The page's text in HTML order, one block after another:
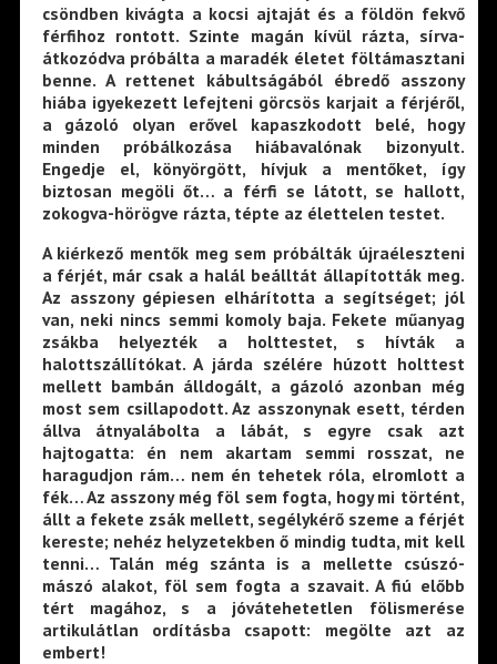
csöndben kivágta a kocsi ajtaját és a földön fekvő
férfihoz rontott. Szinte magán kívül rázta, sírva-
átkozódva próbálta a maradék életet föltámasztani
benne. A rettenet kábultságából ébredő asszony
hiába igyekezett lefejteni görcsös karjait a férjéről,
a gázoló olyan erővel kapaszkodott belé, hogy
minden próbálkozása hiábavalónak bizonyult.
Engedje el, könyörgött, hívjuk a mentőket, így
biztosan megöli őt… a férfi se látott, se hallott,
zokogva-hörögve rázta, tépte az élettelen testet.
A kiérkező mentők meg sem próbálták újraéleszteni
a férjét, már csak a halál beálltát állapították meg.
Az asszony gépiesen elhárította a segítséget; jól
van, neki nincs semmi komoly baja. Fekete műanyag
zsákba helyezték a holttestet, s hívták a
halottszállítókat. A járda szélére húzott holttest
mellett bambán álldogált, a gázoló azonban még
most sem csillapodott. Az asszonynak esett, térden
állva átnyalábolta a lábát, s egyre csak azt
hajtogatta: én nem akartam semmi rosszat, ne
haragudjon rám… nem én tehetek róla, elromlott a
fék… Az asszony még föl sem fogta, hogy mi történt,
állt a fekete zsák mellett, segélykérő szeme a férjét
kereste; nehéz helyzetekben ő mindig tudta, mit kell
tenni… Talán még szánta is a mellette csúszó-
mászó alakot, föl sem fogta a szavait. A fiú előbb
tért magához, s a jóvátehetetlen fölismerése
artikulátlan ordításba csapott: megölte azt az
embert!